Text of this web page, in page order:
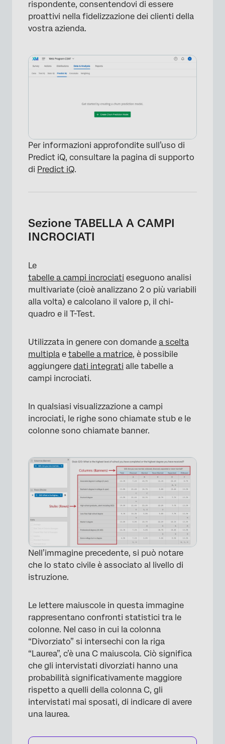
rispondente, consentendovi di essere
proattivi nella fidelizzazione dei clienti della
vostra azienda.
×
Per informazioni approfondite sull’uso di
Predict iQ, consultare la pagina di supporto
di Predict iQ.
Sezione TABELLA A CAMPI
INCROCIATI
Le
tabelle a campi incrociati eseguono analisi
multivariate (cioè analizzano 2 o più variabili
alla volta) e calcolano il valore p, il chi-
quadro e il T-Test.
Utilizzata in genere con domande a scelta
multipla e tabelle a matrice, è possibile
aggiungere dati integrati alle tabelle a
campi incrociati.
In qualsiasi visualizzazione a campi
incrociati, le righe sono chiamate stub e le
colonne sono chiamate banner.
Nell’immagine precedente, si può notare
che lo stato civile è associato al livello di
istruzione.
Le lettere maiuscole in questa immagine
rappresentano confronti statistici tra le
colonne. Nel caso in cui la colonna
“Divorziato” si intersechi con la riga
“Laurea”, c’è una C maiuscola. Ciò significa
che gli intervistati divorziati hanno una
probabilità significativamente maggiore
rispetto a quelli della colonna C, gli
intervistati mai sposati, di indicare di avere
una laurea.